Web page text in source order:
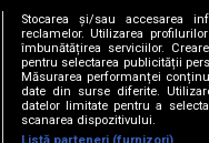
Stocarea și/sau accesarea
reclamelor. Utilizarea
îmbunătățirea serviciilor.
pentru selectarea publicității
Măsurarea performanței
date din surse diferite.
datelor limitate pentru a
scanarea dispozitivului.